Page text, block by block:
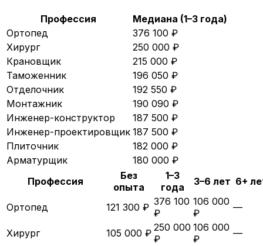
Профессия
Медиана (1–3 года)
Ортопед
376 100 ₽
Хирург
250 000 ₽
Крановщик
215 000 ₽
Таможенник
196 050 ₽
Отделочник
192 550 ₽
Монтажник
190 090 ₽
Инженер-конструктор
187 500 ₽
Инженер-проектировщик 187 500 ₽
Плиточник
182 000 ₽
Арматурщик
180 000 ₽
Профессия
Без
опыта
1–3
года
3–6 лет 6+
Ортопед 121 300 ₽ 376 100
₽
106 000
₽
—
Хирург 105 000 ₽ 250 000
₽
106 000
₽
—